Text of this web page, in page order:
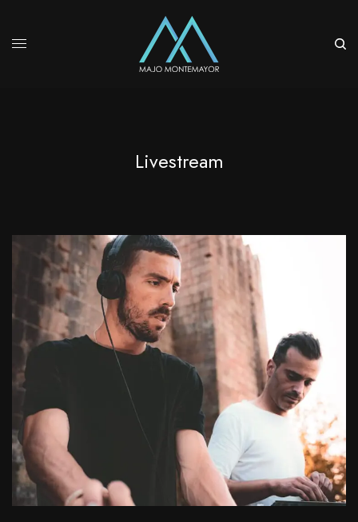
Livestream